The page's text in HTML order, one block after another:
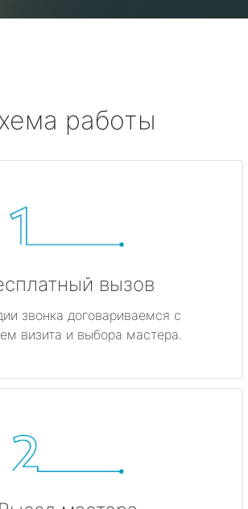
работы
вызов
звонка договариваемся с
визита и выбора мастера.